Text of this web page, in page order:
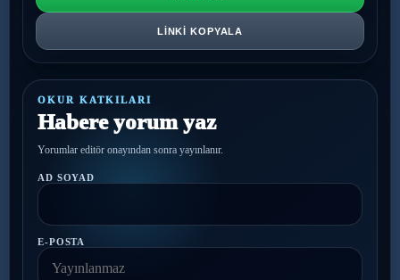
LINKI KOPYALA
OKUR KATKILARI
Habere yorum yaz
Yorumlar editör onayından sonra yayınlanır.
AD SOYAD
E-POSTA